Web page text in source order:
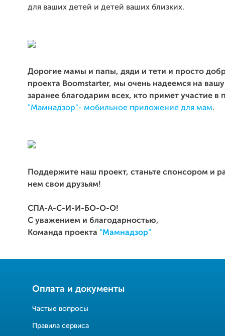
для ваших детей и детей ваших близких.
Дорогие мамы и папы, дяди и тети и просто
проекта Boomstarter, мы очень надеемся на
заранее благодарим всех, кто примет участие в
"Мамнадзор"- мобильное приложение для мам.
Поддержите наш проект, станьте спонсором и
нем свои друзьям!
СПА-А-С-И-И-БО-О-О!
С уважением и благодарностью,
Команда проекта "Мамнадзор"
Оплата и документы
Частые вопросы
Правила сервиса